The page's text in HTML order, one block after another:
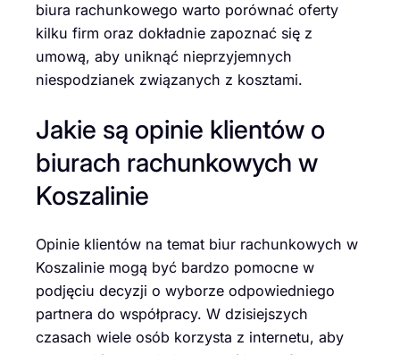
biura rachunkowego warto porównać oferty
kilku firm oraz dokładnie zapoznać się z
umową, aby uniknąć nieprzyjemnych
niespodzianek związanych z kosztami.
Jakie są opinie klientów o
biurach rachunkowych w
Koszalinie
Opinie klientów na temat biur rachunkowych w
Koszalinie mogą być bardzo pomocne w
podjęciu decyzji o wyborze odpowiedniego
partnera do współpracy. W dzisiejszych
czasach wiele osób korzysta z internetu, aby